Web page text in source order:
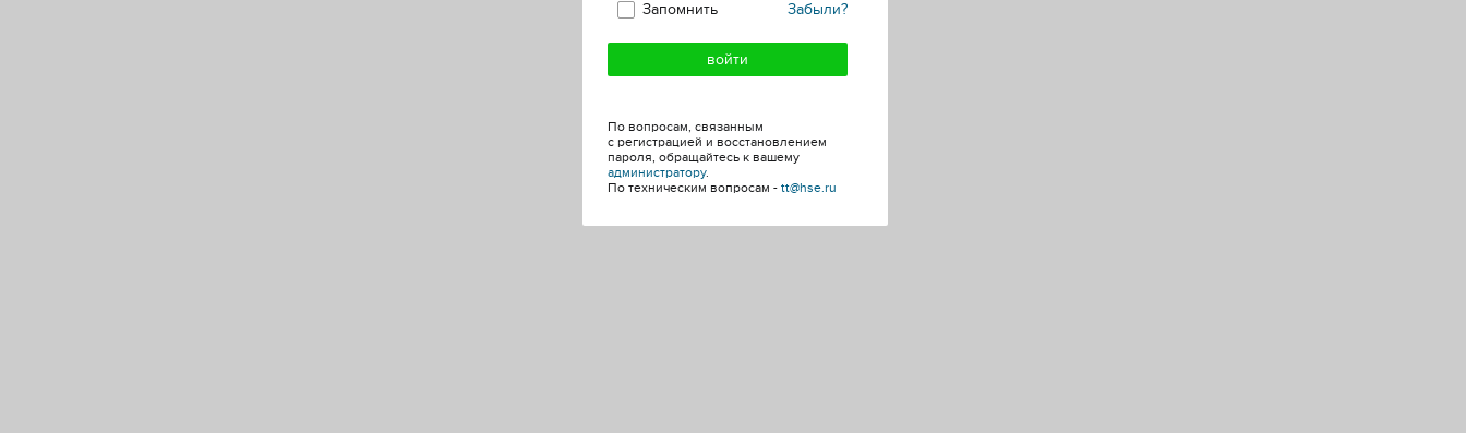
Забыли?
Запомнить
По вопросам, связанным
с регистрацией и восстановлением
пароля, обращайтесь к вашему
администратору.
По техническим вопросам - tt@hse.ru